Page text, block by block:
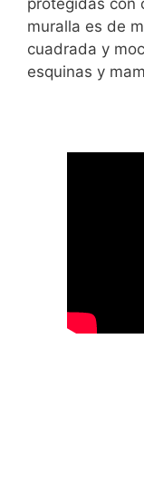
protegidas con
muralla es de
cuadrada y
esquinas y